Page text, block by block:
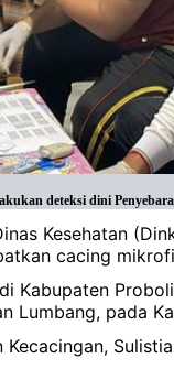
deteksi dini
Kesehatan
cacing
Kabupaten
Lumbang, pada